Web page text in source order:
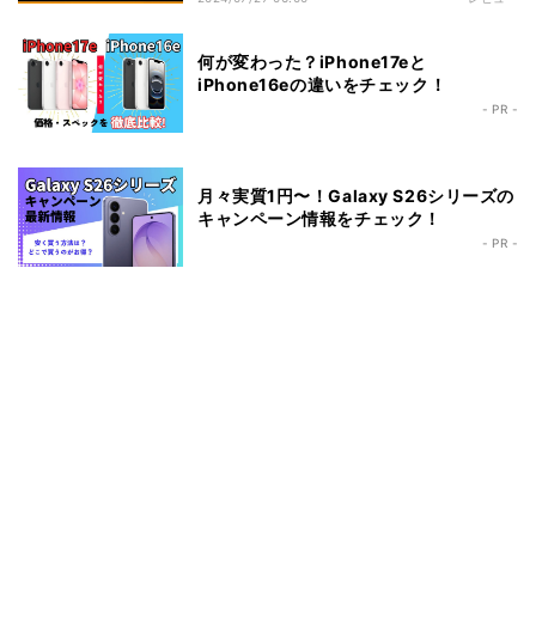
何が変わった？iPhone17eと
iPhone16eの違いをチェック！
- PR -
月々実質1円〜！Galaxy S26シリーズの
キャンペーン情報をチェック！
- PR -